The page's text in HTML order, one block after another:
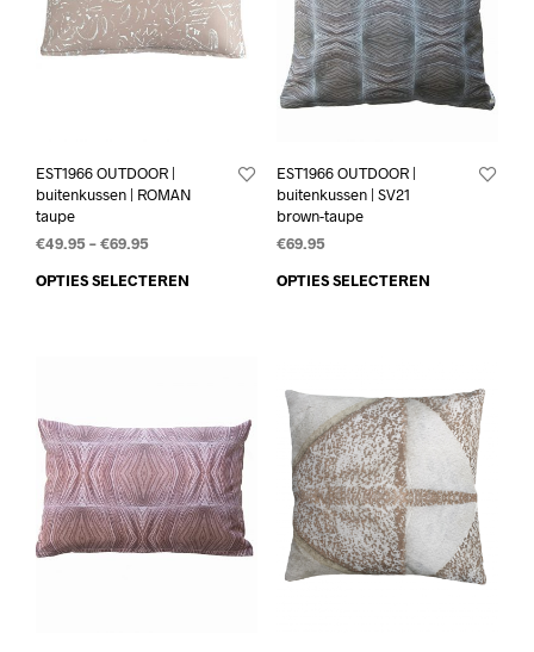
EST1966 OUTDOOR |
buitenkussen | ROMAN
taupe
€49.95–€69.95
OPTIES SELECTEREN
EST1966 OUTDOOR |
buitenkussen | SV21
brown-taupe
€69.95
OPTIES SELECTEREN